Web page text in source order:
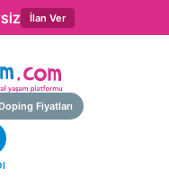
İlan Ver
Fiyatları